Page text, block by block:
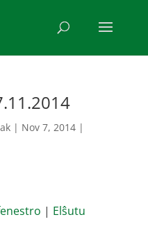
| Nov 7, 2014|
| Elŝutu